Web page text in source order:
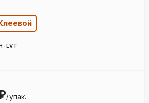
LVT
/упак.